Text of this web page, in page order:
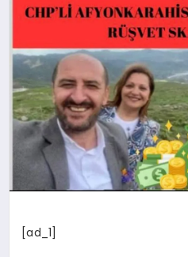
SIYASET
SPOR
[ad_1]